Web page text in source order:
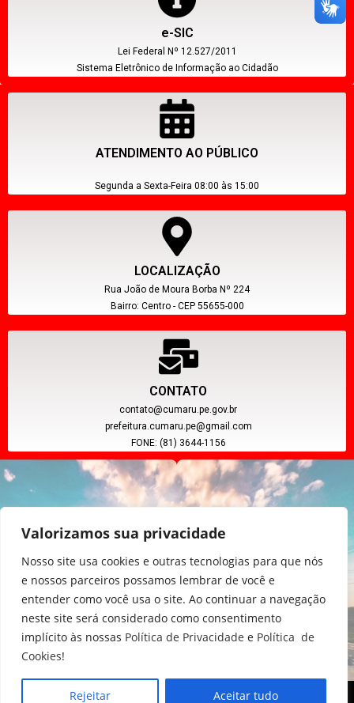
Valorizamos sua privacidade
Nosso site usa cookies e outras tecnologias para que nós
e nossos parceiros possamos lembrar de você e
entender como você usa o site. Ao continuar a navegação
neste site será considerado como consentimento
implícito às nossas Política de Privacidade e Política de
Cookies!
Rejeitar Aceitar tudo
e-SIC
Lei Federal Nº 12.527/2011
Sistema Eletrônico de Informação ao Cidadão
ATENDIMENTO AO PÚBLICO
Segunda a Sexta-Feira 08:00 às 15:00
LOCALIZAÇÃO
Rua João de Moura Borba Nº 224
Bairro: Centro - CEP 55655-000
CONTATO
contato@cumaru.pe.gov.br
prefeitura.cumaru.pe@gmail.com
FONE: (81) 3644-1156
CNPJ: 11.097.391/0001-20
Copyright © 2024, Poder Executivo de Cumaru - PE.